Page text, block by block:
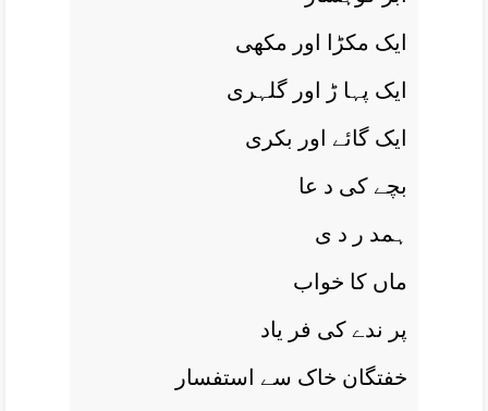
ايک مکڑا اور مکھی
ايک پہا ڑ اور گلہری
ايک گائے اور بکری
بچے کی د عا
ہمد ر د ی
ماں کا خواب
پر ندے کی فر ياد
خفتگان خاک سے استفسار